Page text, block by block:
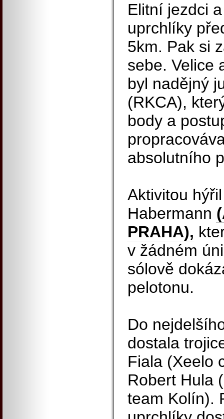
Elitní jezdci
uprchlíky
5km. Pak si
sebe. Velice
byl nadějný
(RKCA),
body a
absolutního
Aktivitou
Habermann
PRAHA),
v žádném
sólově
pelotonu.
Do
dostala
Fiala (Xeelo
Robert Hula
team Kolín).